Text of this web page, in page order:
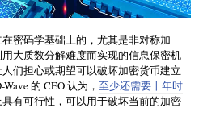
密码学基础上的，尤其是非对称加
大质数分解难度而实现的信息保密机
们担心或期望可以破坏加密货币建立
的 CEO 认为， 至少还需要十年时
有可行性，可以用于破坏当前的加密